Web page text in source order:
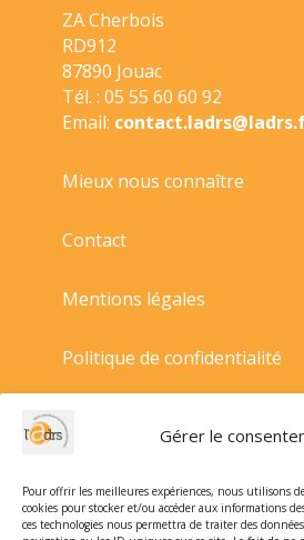
Gérer le
Pour offrir les meilleures expériences, nous utilisons
cookies pour stocker et/ou accéder aux informations
ces technologies nous permettra de traiter des
JEUN
ZA Cherbois
RD912
87890 Jouac
Tél. : 05 55 60 60 92
Email:
Mieux nous connaître
Contact
Mentions légales
Politique de confidentialité
Politique de cookies